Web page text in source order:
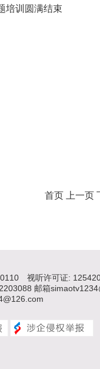
培训圆满结束
首页 上一页
视听许可证:
邮箱